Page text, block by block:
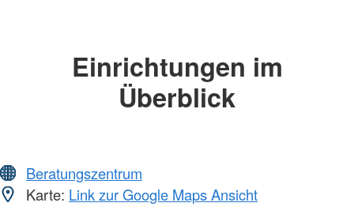
Einrichtungen im
Überblick
Beratungszentrum
Karte: Link zur Google Maps Ansicht